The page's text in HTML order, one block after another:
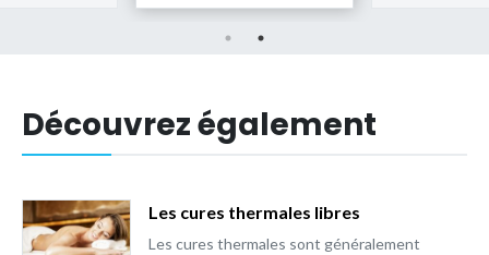
Découvrez également
Les cures thermales libres
Les cures thermales sont généralement